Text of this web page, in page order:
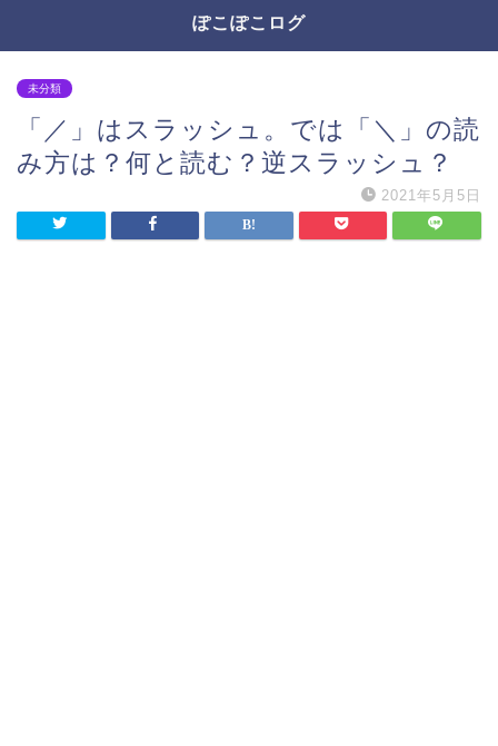
ぽこぽこログ
未分類
「／」はスラッシュ。では「＼」の読
み方は？何と読む？逆スラッシュ？
2021年5月5日